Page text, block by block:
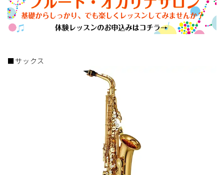
■サックス